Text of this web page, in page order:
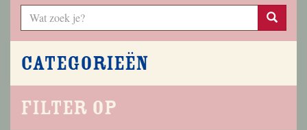
Categorieën
Filter op